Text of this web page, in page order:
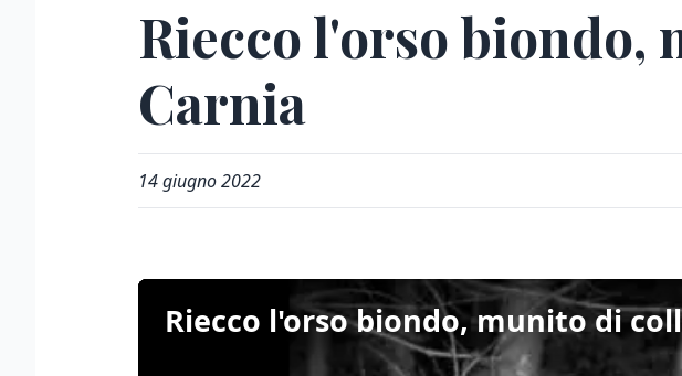
Riecco l'orso biondo,
Carnia
14 giugno 2022
Riecco l'orso biondo, munito di